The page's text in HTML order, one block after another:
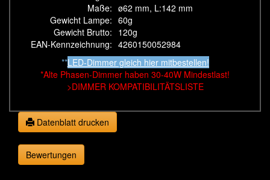
Maße: ø62 mm, L:142 mm
Gewicht Lampe: 60g
Gewicht Brutto: 120g
EAN-Kennzeichnung: 4260150052984
**LED-Dimmer gleich hier mitbestellen!
*Alte Phasen-Dimmer haben 30-40W Mindestlast!
>DIMMER KOMPATIBILITÄTSLISTE
Datenblatt drucken
Bewertungen